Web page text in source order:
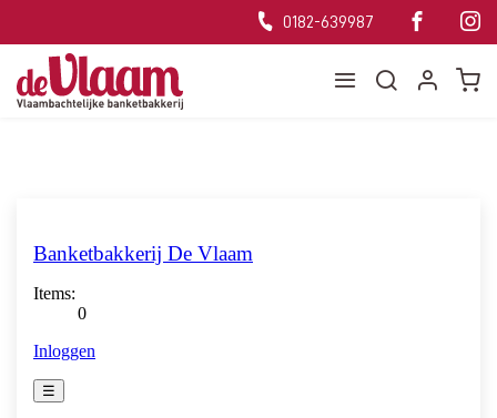
0182-639987